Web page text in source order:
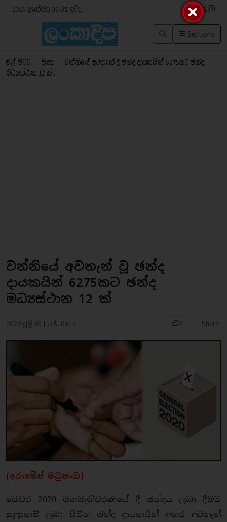
2026 අගෝස්තු 09 වන ඉරිදා
Sections
මුල් පිටුව දියත
වන්නියේ අවතැන් වූ ඡන්ද දායකයින් 6275කට ඡන්ද
මධ්‍යස්ථාන 12 ක්..
වන්නියේ අවතැන් වූ ඡන්ද
දායකයින් 6275කට ඡන්ද
මධ්‍යස්ථාන 12 ක්
2020 ජූලි 30 | ප.ව. 01:14 2 - Share
(රොමේෂ් මධුෂංඛ)
මෙවර 2020 මහමැතිවරණයේ දී ඡන්දය ලබා දීමට
සුදුසුකම් ලබා සිටින ඡන්ද දායකයින් අතර අවතැන්